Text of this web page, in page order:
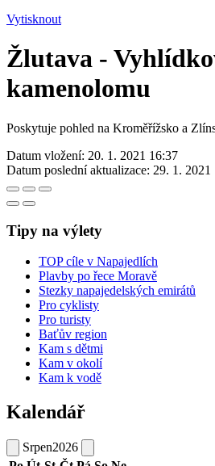
Vytisknout
Žlutava -
kamenolomu
Poskytuje pohled na Kroměřížsko a
Datum vložení: 20. 1. 2021 16:37
Datum poslední aktualizace: 29. 1. 2021
Tipy na výlety
TOP cíle v Napajedlích
Plavby po řece Moravě
Stezky napajedelských emirátů
Pro cyklisty
Pro turisty
Baťův region
Kam s dětmi
Kam v okolí
Kam k vodě
Kalendář
Srpen2026